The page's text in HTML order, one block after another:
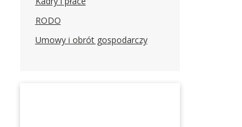
RODO
Umowy i obrót gospodarczy